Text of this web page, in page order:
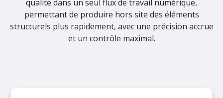
qualité dans un seul flux de travail numérique,
permettant de produire hors site des éléments
structurels plus rapidement, avec une précision accrue
et un contrôle maximal.